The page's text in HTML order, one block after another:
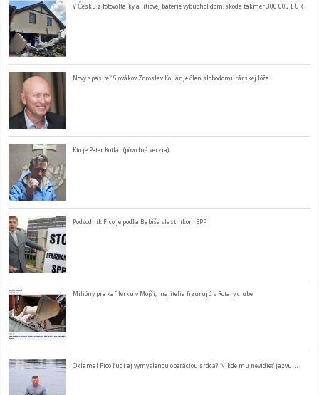
V Česku z fotovoltaiky a lítiovej batérie vybuchol dom, škoda takmer 300 000 EUR
Nový spasiteľ Slovákov Zoroslav Kollár je člen slobodomurárskej lóže
Kto je Peter Kotlár (pôvodná verzia)
Podvodník Fico je podľa Babiša vlastníkom SPP
Milióny pre kafilérku v Mojši, majitelia figurujú v Rotary clube
Oklamal Fico ľudí aj vymyslenou operáciou srdca? Nikde mu nevidieť jazvu…